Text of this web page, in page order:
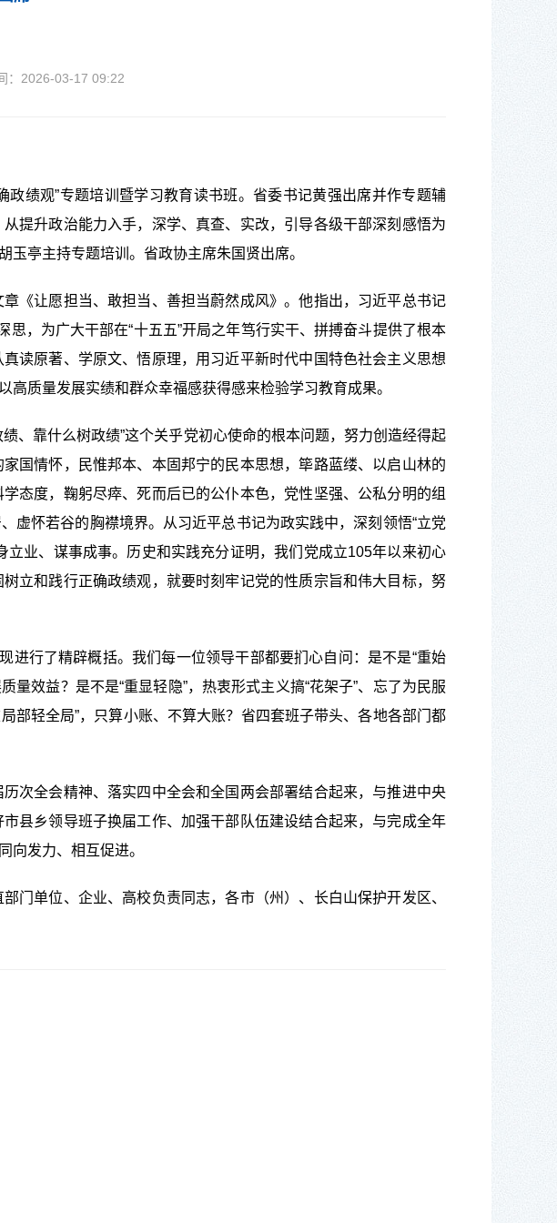
2026-03-17 09:22
绩观”专题培训暨学习教育读书班。省委书记黄强出席并作专题辅
提升政治能力入手，深学、真查、实改，引导各级干部深刻感悟为
亭主持专题培训。省政协主席朱国贤出席。
让愿担当、敢担当、善担当蔚然成风》。他指出，习近平总书记
，为广大干部在“十五五”开局之年笃行实干、拼搏奋斗提供了根本
读原著、学原文、悟原理，用习近平新时代中国特色社会主义思想
质量发展实绩和群众幸福感获得感来检验学习教育成果。
靠什么树政绩”这个关乎党初心使命的根本问题，努力创造经得起
国情怀，民惟邦本、本固邦宁的民本思想，筚路蓝缕、以启山林的
态度，鞠躬尽瘁、死而后已的公仆本色，党性坚强、公私分明的组
虚怀若谷的胸襟境界。从习近平总书记为政实践中，深刻领悟“立党
业、谋事成事。历史和实践充分证明，我们党成立105年以来初心
立和践行正确政绩观，就要时刻牢记党的性质宗旨和伟大目标，努
行了精辟概括。我们每一位领导干部都要扪心自问：是不是“重始
效益？是不是“重显轻隐”，热衷形式主义搞“花架子”、忘了为民服
部轻全局”，只算小账、不算大账？省四套班子带头、各地各部门都
全会精神、落实四中全会和全国两会部署结合起来，与推进中央
县乡领导班子换届工作、加强干部队伍建设结合起来，与完成全年
向发力、相互促进。
单位、企业、高校负责同志，各市（州）、长白山保护开发区、